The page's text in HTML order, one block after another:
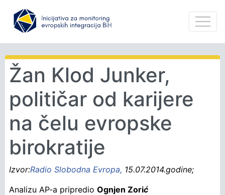
Žan Klod Junker,
političar od karijere
na čelu evropske
birokratije
Izvor:Radio Slobodna Evropa, 15.07.2014.godine;
Analizu AP-a pripredio Ognjen Zorić